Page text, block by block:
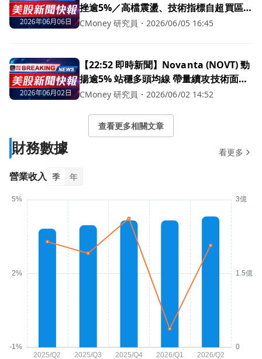
挫逾5%／高檔震盪、技術指標自超買區回
落
CMoney 研究員 ・ 2026/06/05 16:45
【22:52 即時新聞】Novanta (NOVT) 勁
揚逾5% 站穩多頭均線 帶量續攻技術面轉
強
CMoney 研究員 ・ 2026/06/02 14:52
查看更多相關文章
財務數據 看更多
營業收入 季 年